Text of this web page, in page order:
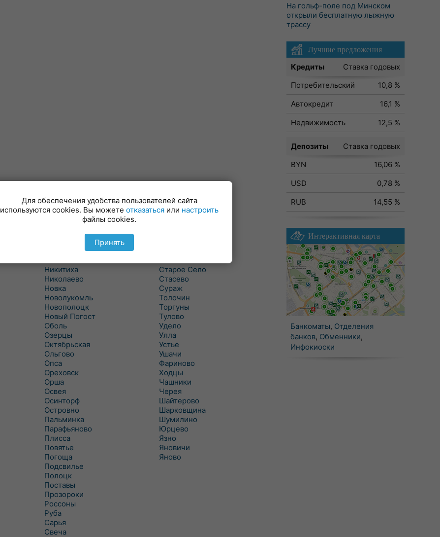
Лынтупы
Ляды
Мишневичи
Никитиха
Николаево
Новка
Новолукомль
Новополоцк
Новый Погост
Оболь
Озерцы
Октябрьская
Ольгово
Опса
Ореховск
Орша
Освея
Осинторф
Островно
Пальминка
Парафьяново
Плисса
Повятье
Погоща
Подсвилье
Полоцк
Поставы
Прозороки
Россоны
Руба
Сарья
Свеча
Селявщина
Сенно
Старое Село
Стасево
Сураж
Толочин
Торгуны
Тулово
Удело
Улла
Устье
Ушачи
Фариново
Ходцы
Чашники
Черея
Шайтерово
Шарковщина
Шумилино
Юрцево
Язно
Яновичи
Яново
На гольф-поле под Минском
открыли бесплатную лыжную
трассу
Лучшие предложения
Кредиты
Ставка годовых
Потребительский
10,8 %
Автокредит
16,1 %
Недвижимость
12,5 %
Депозиты
Ставка годовых
BYN
16,06 %
USD
0,78 %
RUB
14,55 %
Интерактивная карта
Банкоматы, Отделения
банков, Обменники,
Инфокиоски
Для обеспечения удобства пользователей сайта
используются cookies. Вы можете отказаться или настроить
файлы cookies.
Принять